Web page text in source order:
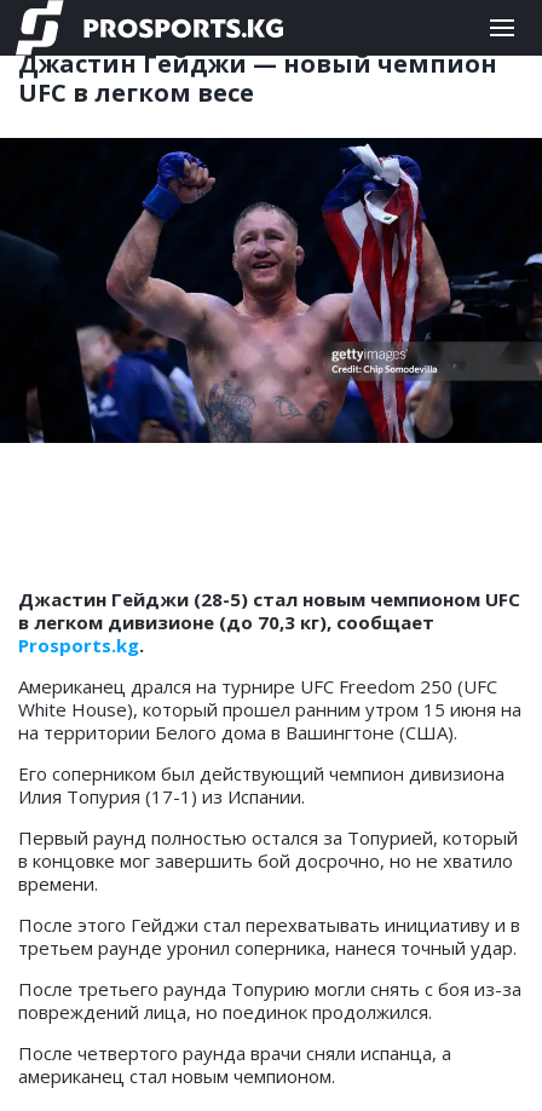
ЕДИНОБОРСТВА 15.06.2026 10:14
Джастин Гейджи — новый чемпион
UFC в легком весе
Джастин Гейджи (28-5) стал новым чемпионом UFC
в легком дивизионе (до 70,3 кг), сообщает
Prosports.kg.
Американец дрался на турнире UFC Freedom 250 (UFC
White House), который прошел ранним утром 15 июня на
на территории Белого дома в Вашингтоне (США).
Его соперником был действующий чемпион дивизиона
Илия Топурия (17-1) из Испании.
Первый раунд полностью остался за Топурией, который
в концовке мог завершить бой досрочно, но не хватило
времени.
После этого Гейджи стал перехватывать инициативу и в
третьем раунде уронил соперника, нанеся точный удар.
После третьего раунда Топурию могли снять с боя из-за
повреждений лица, но поединок продолжился.
После четвертого раунда врачи сняли испанца, а
американец стал новым чемпионом.